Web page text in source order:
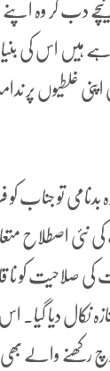
دب کر وہ اپنے
ہیں اس کی
غلطیوں پر
جناب کو
نئی اصطلاح
کو نا
نکال دیا
رکھنے والے